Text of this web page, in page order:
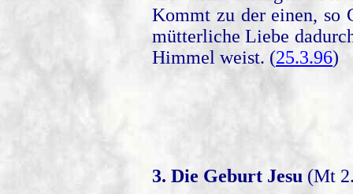
Kommt zu der einen, so
mütterliche Liebe
Himmel weist. (25.3.96)
3. Die Geburt Jesu (Mt